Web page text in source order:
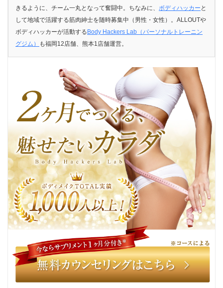
きるように、チーム一丸となって奮闘中。ちなみに、 ボディハッカー と
して地域で活躍する筋肉紳士を随時募集中（男性・女性）。ALLOUTや
ボディハッカーが活動するBody Hackers Lab（パーソナルトレーニン
グジム）
も福岡12店舗、熊本1店舗運営。